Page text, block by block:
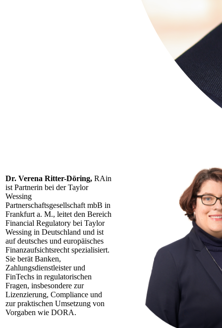
Dr. Verena Ritter-Döring, RAin
ist Partnerin bei der Taylor
Wessing
Partnerschaftsgesellschaft mbB in
Frankfurt a. M., leitet den Bereich
Financial Regulatory bei Taylor
Wessing in Deutschland und ist
auf deutsches und europäisches
Finanzaufsichtsrecht spezialisiert.
Sie berät Banken,
Zahlungsdienstleister und
FinTechs in regulatorischen
Fragen, insbesondere zur
Lizenzierung, Compliance und
zur praktischen Umsetzung von
Vorgaben wie DORA.